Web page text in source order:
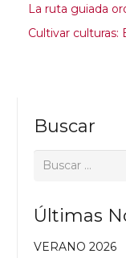
La ruta guiada
Cultivar culturas:
Buscar
Buscar:
Últimas
VERANO 2026